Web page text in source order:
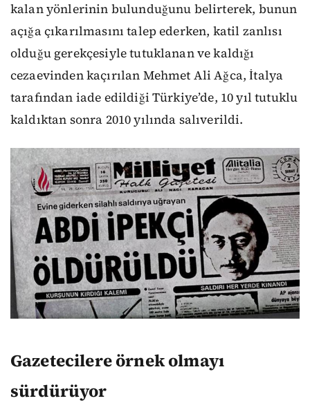
kalan yönlerinin bulunduğunu belirterek, bunun
açığa çıkarılmasını talep ederken, katil zanlısı
olduğu gerekçesiyle tutuklanan ve kaldığı
cezaevinden kaçırılan Mehmet Ali Ağca, İtalya
tarafından iade edildiği Türkiye’de, 10 yıl tutuklu
kaldıktan sonra 2010 yılında salıverildi.
Gazetecilere örnek olmayı
sürdürüyor